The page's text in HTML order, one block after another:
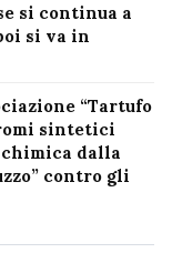
si continua a
si va in
“Tartufo
sintetici
dalla
contro gli